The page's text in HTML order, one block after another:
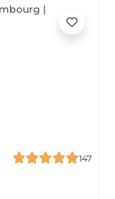
147